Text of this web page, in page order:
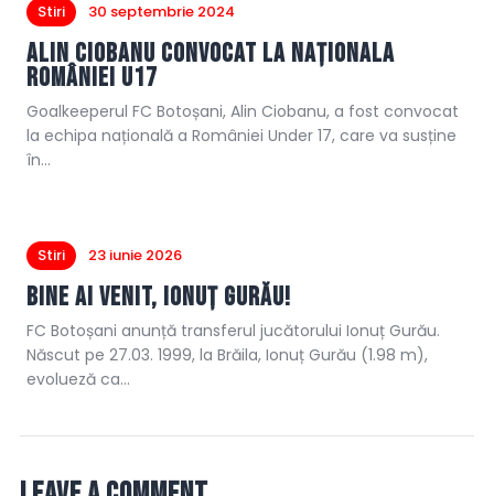
Stiri 30 septembrie 2024
Alin Ciobanu convocat la naționala
României U17
Goalkeeperul FC Botoșani, Alin Ciobanu, a fost convocat
la echipa națională a României Under 17, care va susține
în…
Stiri 23 iunie 2026
Bine ai venit, Ionuț Gurău!
FC Botoșani anunță transferul jucătorului Ionuț Gurău.
Născut pe 27.03. 1999, la Brăila, Ionuț Gurău (1.98 m),
evolueză ca…